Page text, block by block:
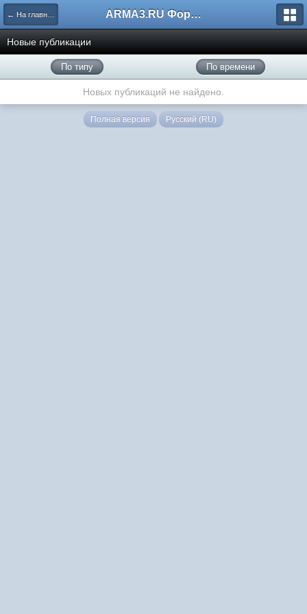
← На главную ARMA3.RU Форум
Новые публикации
По типу По времени
Новых публикаций не найдено.
Полная версия Русский (RU)